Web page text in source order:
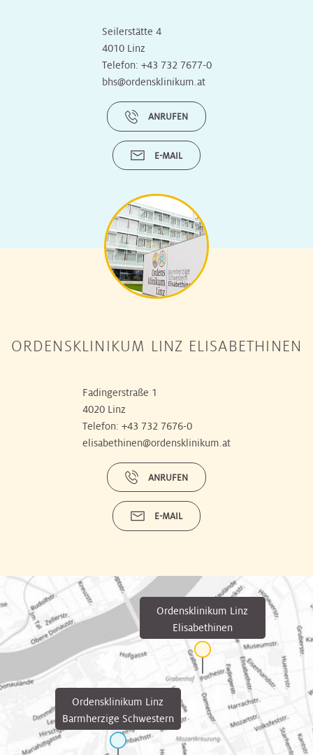
Seilerstätte 4
4010 Linz
Telefon: +43 732 7677-0
bhs@ordensklinikum.at
ANRUFEN
E-MAIL
ORDENSKLINIKUM LINZ ELISABETHINEN
Fadingerstraße 1
4020 Linz
Telefon: +43 732 7676-0
elisabethinen@ordensklinikum.at
ANRUFEN
E-MAIL
Ordensklinikum Linz
Barmherzige Schwestern
Ordensklinikum Linz
Elisabethinen